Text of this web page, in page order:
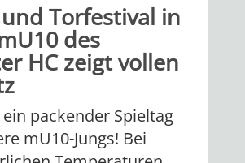
Torfestival in
des
HC zeigt vollen
packender Spieltag
mU10-Jungs! Bei